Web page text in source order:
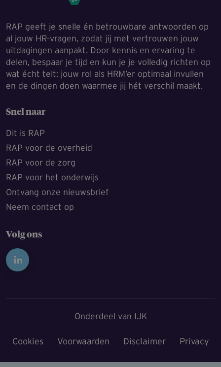
RAP geeft je snelle én betrouwbare antwoorden op
al jouw HR-vragen, zodat jij met vertrouwen jouw
uitdagingen aanpakt. Door kennis en ervaring te
delen, bespaar je tijd en kun je je volledig richten op
wat écht telt: jouw rol als HRM’er optimaal invullen
en de dingen doen waarmee jij hét verschil maakt.
Snel naar
Dit is RAP
RAP voor de overheid
RAP voor de zorg
RAP voor het onderwijs
Ontvang onze nieuwsbrief
Neem contact op
Volg ons
Onderdeel van IJK
Voet
Cookies Voorwaarden Disclaimer Privacy